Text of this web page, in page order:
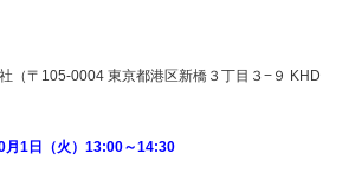
（〒105-0004 東京都港区新橋３丁目３−９ KHD
月1日（火）13:00～14:30